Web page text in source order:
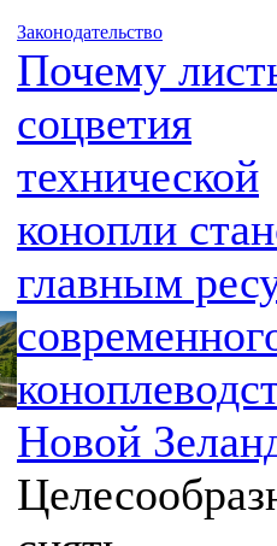
Законодательство
Почему
соцветия
технической
конопли
главным
Новой